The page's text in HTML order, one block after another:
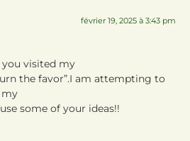
février 19, 2025 à 3:43 pm
visited my
the favor”.I am attempting to
some of your ideas!!